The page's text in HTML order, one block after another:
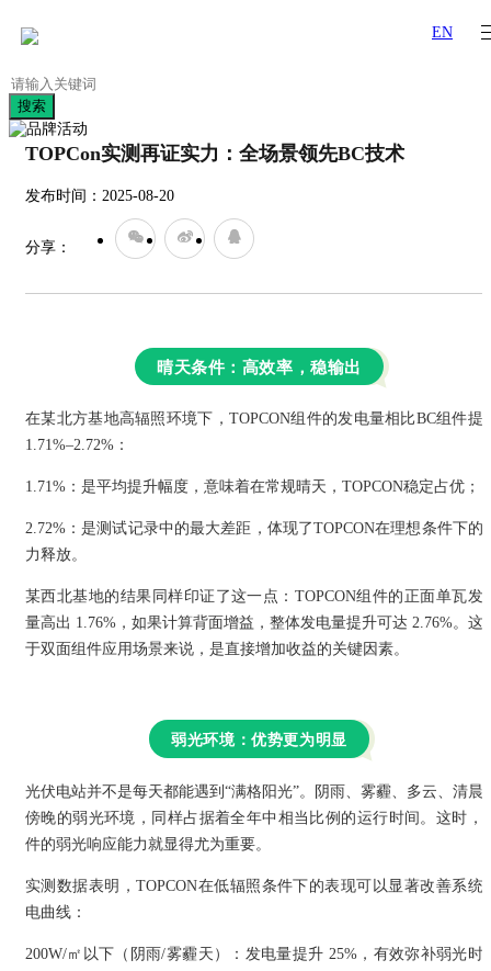
EN
搜索
TOPCon实测再证实力：全场景领先BC技术
发布时间：2025-08-20
分享：
晴天条件：高效率，稳输出
在某北方基地高辐照环境下，TOPCON组件的发电量相比BC组件提
1.71%–2.72%：
1.71%：是平均提升幅度，意味着在常规晴天，TOPCON稳定占优；
2.72%：是测试记录中的最大差距，体现了TOPCON在理想条件下的
力释放。
某西北基地的结果同样印证了这一点：TOPCON组件的正面单瓦发
量高出 1.76%，如果计算背面增益，整体发电量提升可达 2.76%。这
于双面组件应用场景来说，是直接增加收益的关键因素。
弱光环境：优势更为明显
光伏电站并不是每天都能遇到“满格阳光”。阴雨、雾霾、多云、清晨
傍晚的弱光环境，同样占据着全年中相当比例的运行时间。这时，
件的弱光响应能力就显得尤为重要。
实测数据表明，TOPCON在低辐照条件下的表现可以显著改善系统
电曲线：
200W/㎡以下（阴雨/雾霾天）：发电量提升 25%，有效弥补弱光时